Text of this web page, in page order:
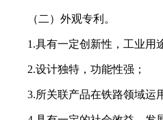
（二）外观专利。
1.具有一定创新性，工业用途
2.设计独特，功能性强；
3.所关联产品在铁路领域运